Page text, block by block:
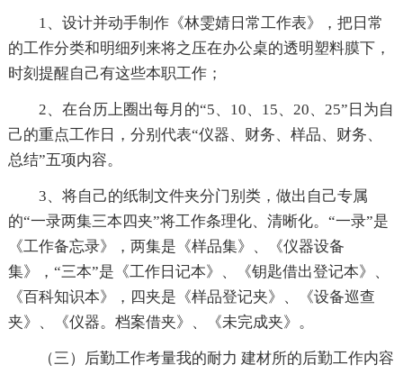
1、设计并动手制作《林雯婧日常工作表》，把日常
的工作分类和明细列来将之压在办公桌的透明塑料膜下，
时刻提醒自己有这些本职工作；
2、在台历上圈出每月的“5、10、15、20、25”日为自
己的重点工作日，分别代表“仪器、财务、样品、财务、
总结”五项内容。
3、将自己的纸制文件夹分门别类，做出自己专属
的“一录两集三本四夹”将工作条理化、清晰化。“一录”是
《工作备忘录》，两集是《样品集》、《仪器设备
集》，“三本”是《工作日记本》、《钥匙借出登记本》、
《百科知识本》，四夹是《样品登记夹》、《设备巡查
夹》、《仪器。档案借夹》、《未完成夹》。
（三）后勤工作考量我的耐力 建材所的后勤工作内容